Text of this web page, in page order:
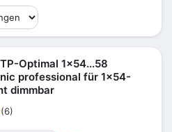
Optimal 1x54...58
professional für 1x54-
dimmbar
(6)